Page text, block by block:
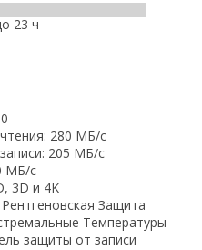
23 ч
280 МБ/с
205 МБ/с
МБ/с
3D и 4K
Защита
Температуры
защиты от записи